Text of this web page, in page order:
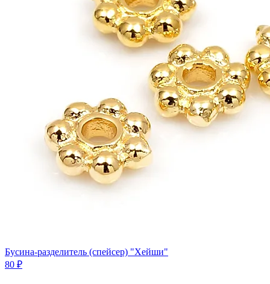
Бусина-разделитель (спейсер) "Хейши"
80 ₽